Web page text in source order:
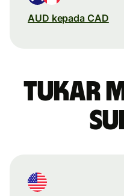
AUD kepada CAD
Tukar